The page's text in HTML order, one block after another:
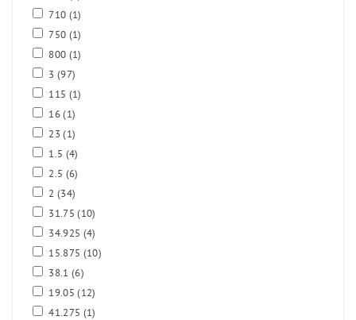
710 (1)
750 (1)
800 (1)
3 (97)
115 (1)
16(1)
23(1)
1.5 (4)
2.5 (6)
2 (34)
31.75(10)
34.925 (4)
15.875 (10)
38.1 (6)
19.05(12)
41.275 (1)